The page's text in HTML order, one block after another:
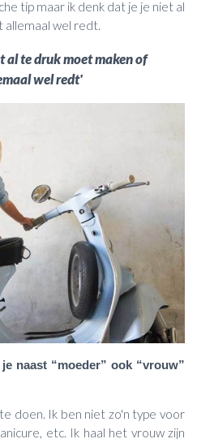
tip maar ik denk dat je je niet al
allemaal wel redt.
al te druk moet maken of
wel redt'
naast “moeder” ook “vrouw”
doen. Ik ben niet zo'n type voor
etc. Ik haal het vrouw zijn